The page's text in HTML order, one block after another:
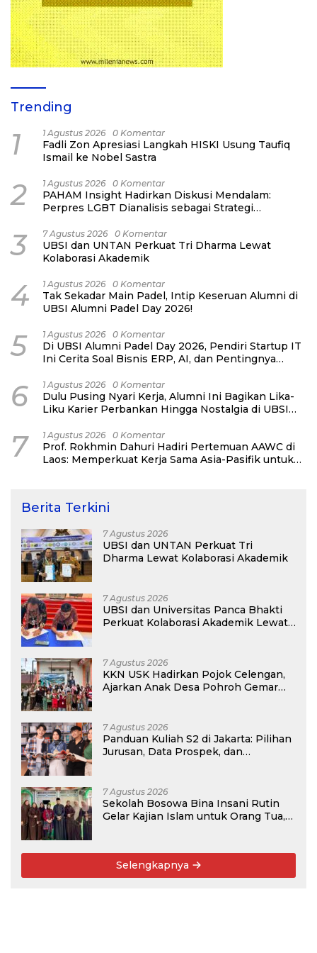
Trending
1 1 Agustus 2026 0 Komentar
Fadli Zon Apresiasi Langkah HISKI Usung Taufiq
Ismail ke Nobel Sastra
2 1 Agustus 2026 0 Komentar
PAHAM Insight Hadirkan Diskusi Mendalam:
Perpres LGBT Dianalisis sebagai Strategi
3 7 Agustus 2026 0 Komentar
UBSI dan UNTAN Perkuat Tri Dharma Lewat
Kolaborasi Akademik
4 1 Agustus 2026 0 Komentar
Tak Sekadar Main Padel, Intip Keseruan Alumni di
UBSI Alumni Padel Day 2026!
5 1 Agustus 2026 0 Komentar
Di UBSI Alumni Padel Day 2026, Pendiri Startup IT
Ini Cerita Soal Bisnis ERP, AI, dan Pentingnya
6 1 Agustus 2026 0 Komentar
Dulu Pusing Nyari Kerja, Alumni Ini Bagikan Lika-
Liku Karier Perbankan Hingga Nostalgia di UBSI
7 1 Agustus 2026 0 Komentar
Prof. Rokhmin Dahuri Hadiri Pertemuan AAWC di
Laos: Memperkuat Kerja Sama Asia-Pasifik untuk
Berita Terkini
7 Agustus 2026
UBSI dan UNTAN Perkuat Tri
Dharma Lewat Kolaborasi Akademik
7 Agustus 2026
UBSI dan Universitas Panca Bhakti
Perkuat Kolaborasi Akademik Lewat
7 Agustus 2026
KKN USK Hadirkan Pojok Celengan,
Ajarkan Anak Desa Pohroh Gemar
7 Agustus 2026
Panduan Kuliah S2 di Jakarta: Pilihan
Jurusan, Data Prospek, dan
7 Agustus 2026
Sekolah Bosowa Bina Insani Rutin
Gelar Kajian Islam untuk Orang Tua,
Selengkapnya